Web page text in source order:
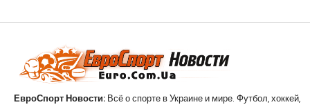
ЕвроСпорт Новости: Всё о спорте в Украине и мире. Футбол, хоккей,